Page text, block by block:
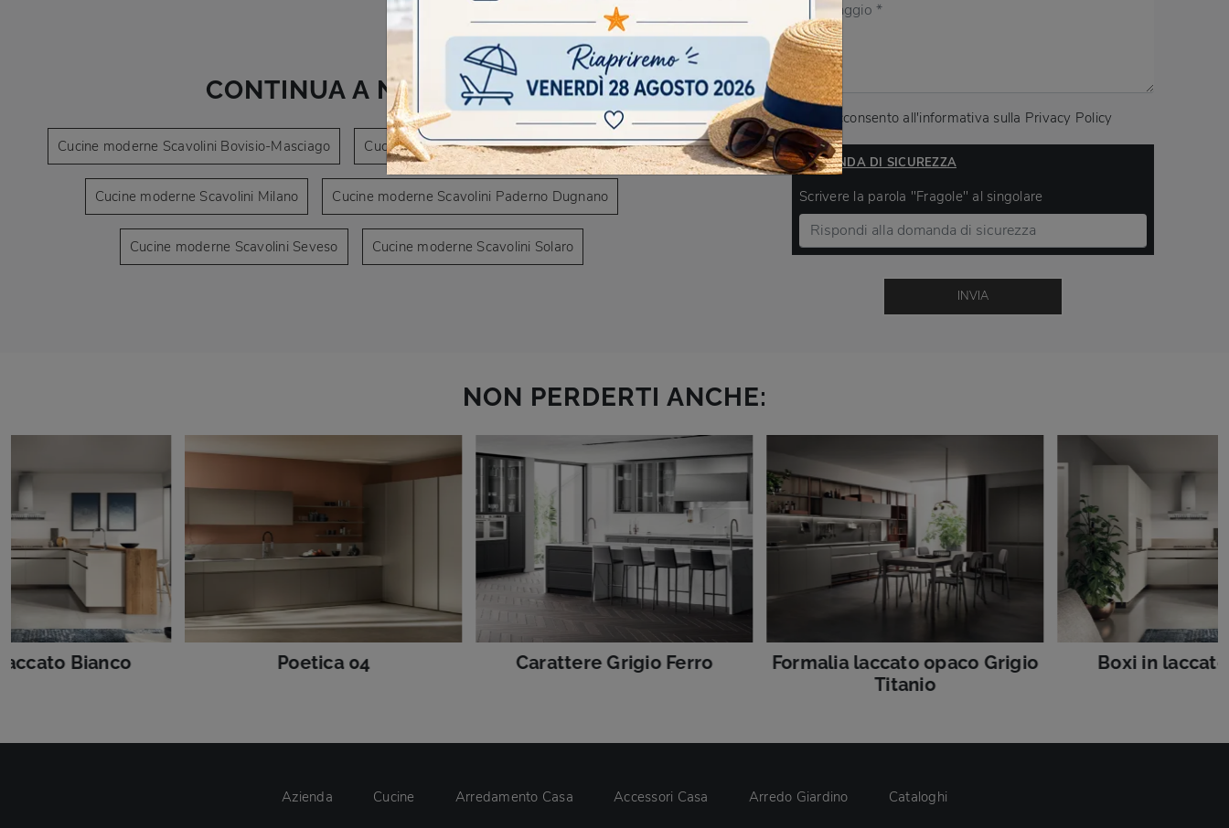
CONTINUA A NAVIGARE
Cucine moderne Scavolini Bovisio-Masciago Cucine moderne Scavolini Caronno Pertusella
Cucine moderne Scavolini Milano Cucine moderne Scavolini Paderno Dugnano
Cucine moderne Scavolini Seveso Cucine moderne Scavolini Solaro
Acconsento all'informativa sulla Privacy Policy
DOMANDA DI SICUREZZA
Scrivere la parola "Fragole" al singolare
INVIA
NON PERDERTI ANCHE:
Bianco Poetica 04 Carattere Grigio Ferro
Formalia laccato opaco Grigio
Titanio
Boxi in
Azienda Cucine Arredamento Casa Accessori Casa Arredo Giardino Cataloghi